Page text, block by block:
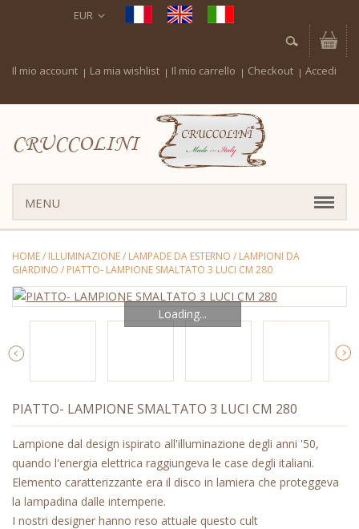
EUR
Il mio account La mia wishlist Il mio carrello Checkout Accedi
CRUCCOLINI
MENU
HOME/ ILLUMINAZIONE/ LAMPADE DA ESTERNO / LAMPIONI DA
GIARDINO / PIATTO- LAMPIONE SMALTATO 3 LUCI CM 280
Loading...
PIATTO- LAMPIONE SMALTATO 3 LUCI CM 280
Lampione dal design ispirato all'illuminazione degli anni '50,
quando l'energia elettrica raggiungeva le case degli italiani.
Elemento caratterizzante era il disco in lamiera che proteggeva
la lampadina dalle intemperie.
I nostri designer hanno reso attuale questo cult